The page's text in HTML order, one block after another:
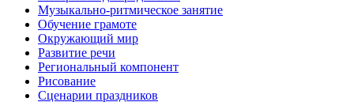
Музыкально-ритмическое занятие
Обучение грамоте
Окружающий мир
Развитие речи
Региональный компонент
Рисование
Сценарии праздников